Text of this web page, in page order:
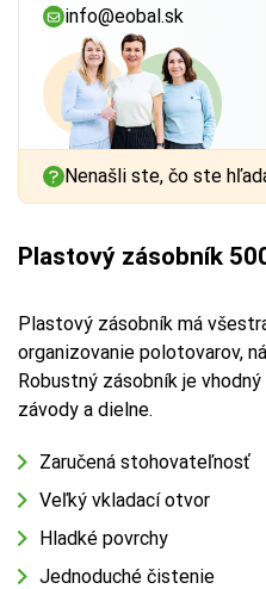
info@eobal.sk
Nenašli ste, čo ste
Plastový zásobník
Plastový zásobník má
organizovanie polotovarov,
Robustný zásobník je
závody a dielne.
Zaručená stohovateľnosť
Veľký vkladací otvor
Hladké povrchy
Jednoduché čistenie